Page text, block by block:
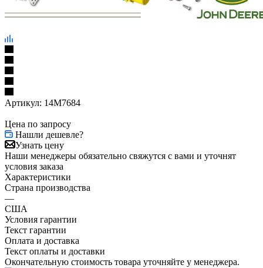
Артикул: 14M7684
Цена по запросу
Нашли дешевле?
Узнать цену
Наши менеджеры обязательно свяжутся с вами и уточнят
условия заказа
Характеристики
Страна производства
—
США
Условия гарантии
Текст гарантии
Оплата и доставка
Текст оплаты и доставки
Окончательную стоимость товара уточняйте у менеджера.